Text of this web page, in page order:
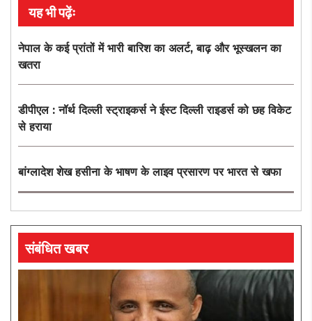
यह भी पढ़ेंः
नेपाल के कई प्रांतों में भारी बारिश का अलर्ट, बाढ़ और भूस्खलन का
खतरा
डीपीएल : नॉर्थ दिल्ली स्ट्राइकर्स ने ईस्ट दिल्ली राइडर्स को छह विकेट
से हराया
बांग्लादेश शेख हसीना के भाषण के लाइव प्रसारण पर भारत से खफा
संबंधित खबर